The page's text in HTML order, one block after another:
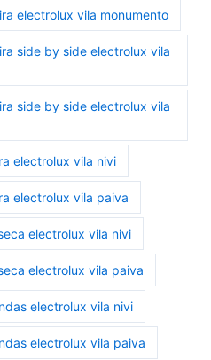
electrolux vila monumento
side by side electrolux vila
side by side electrolux vila
electrolux vila nivi
electrolux vila paiva
electrolux vila nivi
electrolux vila paiva
electrolux vila nivi
electrolux vila paiva